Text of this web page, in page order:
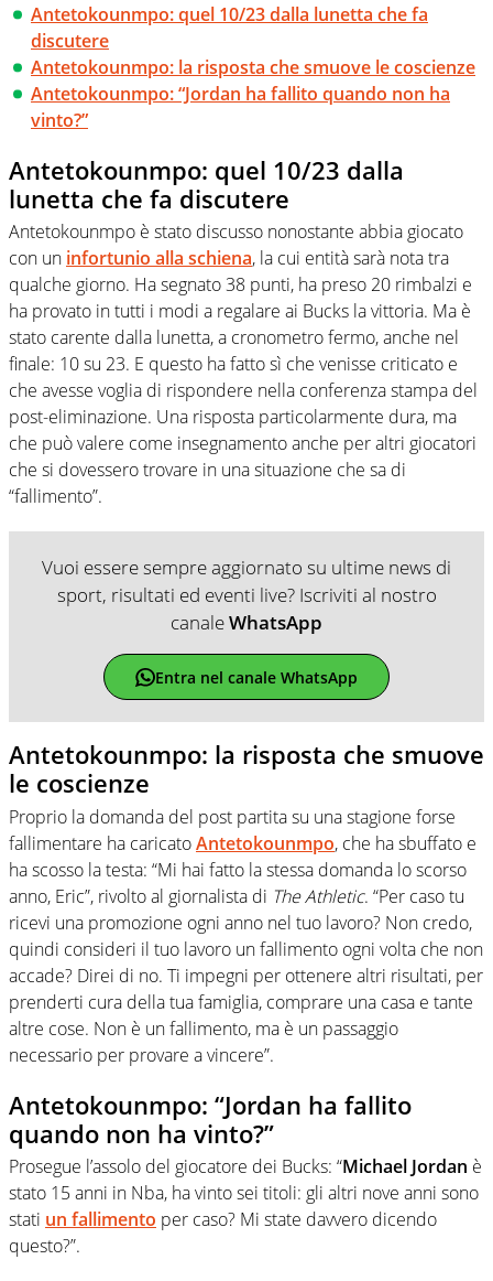
Antetokounmpo: quel 10/23 dalla lunetta che fa
discutere
Antetokounmpo: la risposta che smuove le coscienze
Antetokounmpo: “Jordan ha fallito quando non ha
vinto?”
Antetokounmpo: quel 10/23 dalla
lunetta che fa discutere
Antetokounmpo è stato discusso nonostante abbia giocato
con un infortunio alla schiena, la cui entità sarà nota tra
qualche giorno. Ha segnato 38 punti, ha preso 20 rimbalzi e
ha provato in tutti i modi a regalare ai Bucks la vittoria. Ma è
stato carente dalla lunetta, a cronometro fermo, anche nel
finale: 10 su 23. E questo ha fatto sì che venisse criticato e
che avesse voglia di rispondere nella conferenza stampa del
post-eliminazione. Una risposta particolarmente dura, ma
che può valere come insegnamento anche per altri giocatori
che si dovessero trovare in una situazione che sa di
“fallimento”.
Vuoi essere sempre aggiornato su ultime news di
sport, risultati ed eventi live? Iscriviti al nostro
canaleWhatsApp
Entra nel canale WhatsApp
Antetokounmpo: la risposta che smuove
le coscienze
Proprio la domanda del post partita su una stagione forse
fallimentare ha caricatoAntetokounmpo, che ha sbuffato e
ha scosso la testa: “Mi hai fatto la stessa domanda lo scorso
anno, Eric”, rivolto al giornalista di The Athletic. “Per caso tu
ricevi una promozione ogni anno nel tuo lavoro? Non credo,
quindi consideri il tuo lavoro un fallimento ogni volta che non
accade? Direi di no. Ti impegni per ottenere altri risultati, per
prenderti cura della tua famiglia, comprare una casa e tante
altre cose. Non è un fallimento, ma è un passaggio
necessario per provare a vincere”.
Antetokounmpo: “Jordan ha fallito
quando non ha vinto?”
Prosegue l’assolo del giocatore dei Bucks: “Michael Jordan è
stato 15 anni in Nba, ha vinto sei titoli: gli altri nove anni sono
stati un fallimento per caso? Mi state davvero dicendo
questo?”.